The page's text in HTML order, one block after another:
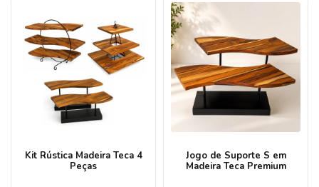
Kit Rústica Madeira Teca 4
Peças
Jogo de Suporte S em
Madeira Teca Premium